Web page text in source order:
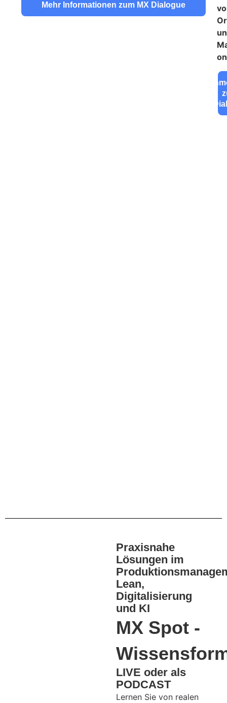
Mehr Informationen zum MX Dialogue
Praxisnahe
Lösungen im
Lean,
Digitalisierung
und KI
MX Spot -
LIVE oder als
PODCAST
Lernen Sie von realen